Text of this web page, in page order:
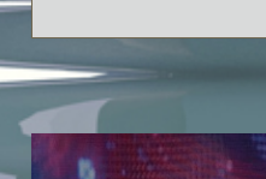
Beitragsnavigation